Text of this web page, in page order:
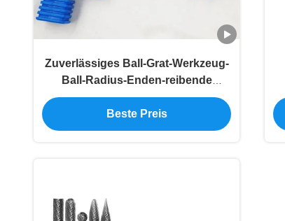
Zuverlässiges Ball-Grat-Werkzeug-
Ball-Radius-Enden-reibende
Stückchen für sterben Art des
Schleifer-Sd
Beste Preis